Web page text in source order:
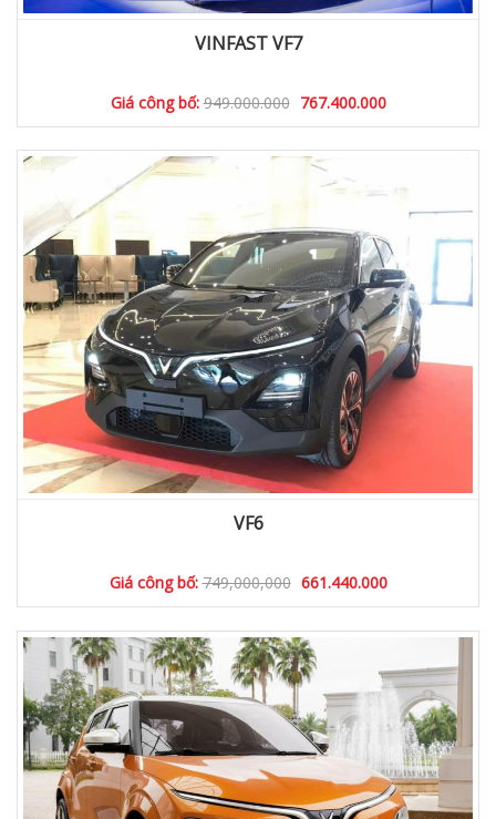
VINFAST VF7
Giá công bố:949.000.000 767.400.000
VF6
Giá công bố:749,000,000 661.440.000